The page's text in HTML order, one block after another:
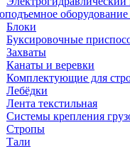
оборудование
Блоки
Буксировочные
Захваты
Канаты и веревки
Комплектующие для
Лебёдки
Лента текстильная
Системы крепления
Стропы
Тали